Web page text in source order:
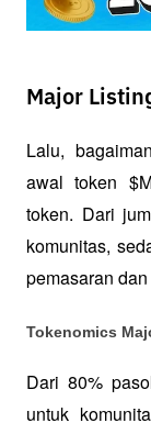
Major
Lalu,
awal token
token. Dari
komunitas,
pemasaran
Tokenomics
Dari 80%
untuk